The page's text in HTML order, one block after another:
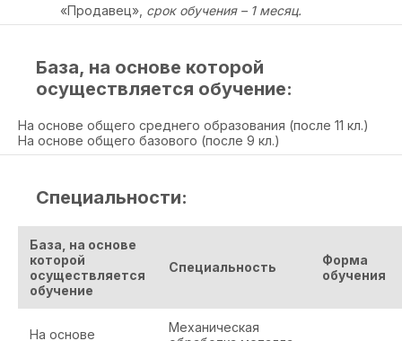
«Продавец», срок обучения – 1 месяц.
База, на основе которой
осуществляется обучение:
На основе общего среднего образования (после 11 кл.)
На основе общего базового (после 9 кл.)
Специальности:
База, на основе
которой
осуществляется
обучение
Специальность
Форма
обучения
На основе
Механическая